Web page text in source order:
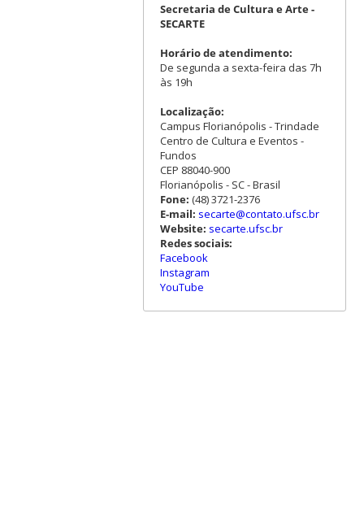
Secretaria de Cultura e Arte -
SECARTE
Horário de atendimento:
De segunda a sexta-feira das 7h
às 19h
Localização:
Campus Florianópolis - Trindade
Centro de Cultura e Eventos -
Fundos
CEP 88040-900
Florianópolis - SC - Brasil
Fone: (48) 3721-2376
E-mail: secarte@contato.ufsc.br
Website: secarte.ufsc.br
Redes sociais:
Facebook
Instagram
YouTube